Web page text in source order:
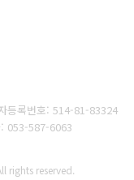
등록번호: 514-81-83324
053-587-6063
rights reserved.